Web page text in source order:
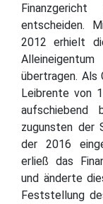
entscheiden.
2012 erhielt
übertragen. Als
Leibrente von
zugunsten der
der 2016
erließ das
und änderte
Feststellung